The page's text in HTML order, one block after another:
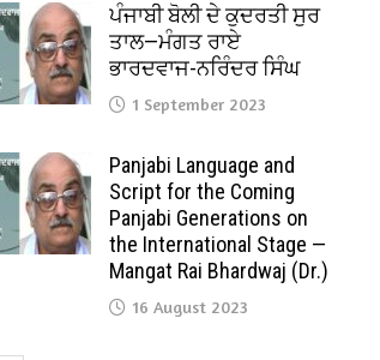
ਪੰਜਾਬੀ ਬੋਲੀ ਦੇ ਕੁਦਰਤੀ ਸੁਰ
ਤਾਲ—ਮੰਗਤ ਰਾਏ
ਭਾਰਦਵਾਜ-ਨਰਿੰਦਰ ਸਿੰਘ
1 September 2023
Panjabi Language and
Script for the Coming
Panjabi Generations on
the International Stage —
Mangat Rai Bhardwaj (Dr.)
16 August 2023